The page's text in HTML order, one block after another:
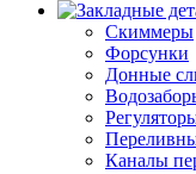
Скиммеры
Форсунки
Донные
Каналы